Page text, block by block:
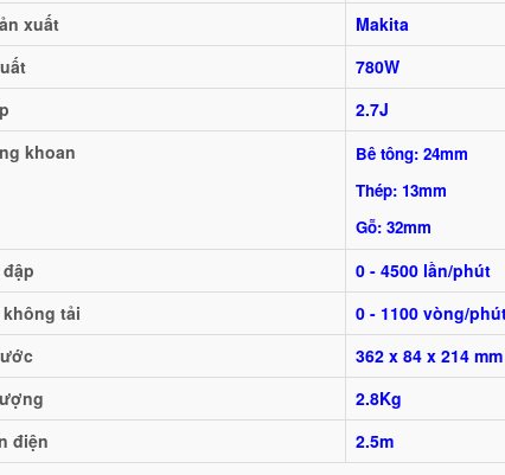
xuất
Makita
780W
2.7J
khoan
Bê tông: 24mm
Thép: 13mm
Gỗ: 32mm
0 - 4500 lần/phút
tải
0 - 1100 vòng/
362 x 84 x 214 mm
2.8Kg
điện
2.5m